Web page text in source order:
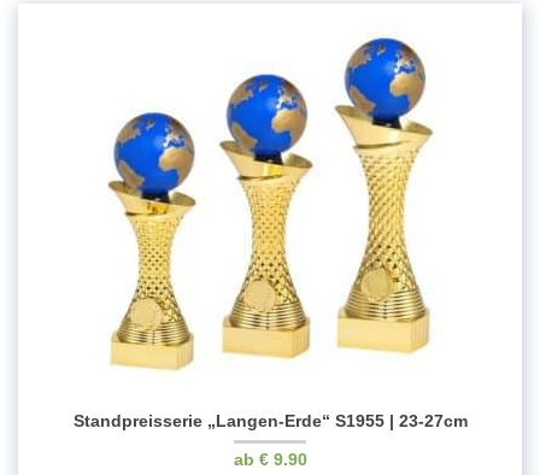
Standpreisserie „Langen-Erde“ S1955 | 23-27cm
€9.90